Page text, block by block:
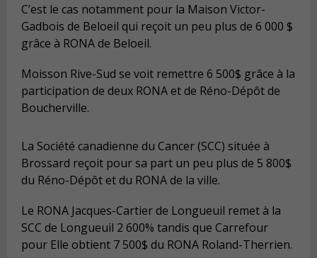
C’est le cas notamment pour la Maison Victor-
Gadbois de Beloeil qui reçoit un peu plus de 6 000 $
grâce à RONA de Beloeil.
Moisson Rive-Sud se voit remettre 6 500$ grâce à la
participation de deux RONA et de Réno-Dépôt de
Boucherville.
La Société canadienne du Cancer (SCC) située à
Brossard reçoit pour sa part un peu plus de 5 800$
du Réno-Dépôt et du RONA de la ville.
Le RONA Jacques-Cartier de Longueuil remet à la
SCC de Longueuil 2 600% tandis que Carrefour
pour Elle obtient 7 500$ du RONA Roland-Therrien.